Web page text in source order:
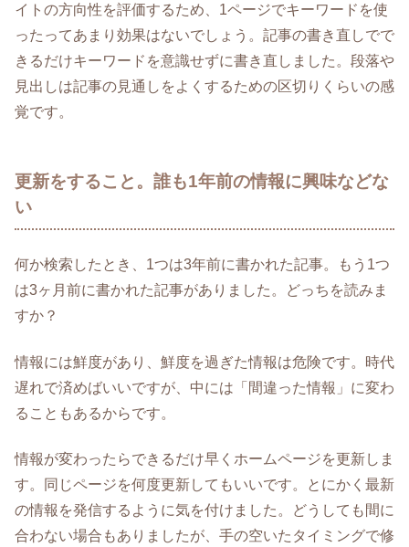
イトの方向性を評価するため、1ページでキーワードを使
ったってあまり効果はないでしょう。記事の書き直しでで
きるだけキーワードを意識せずに書き直しました。段落や
見出しは記事の見通しをよくするための区切りくらいの感
覚です。
更新をすること。誰も1年前の情報に興味などな
い
何か検索したとき、1つは3年前に書かれた記事。もう1つ
は3ヶ月前に書かれた記事がありました。どっちを読みま
すか？
情報には鮮度があり、鮮度を過ぎた情報は危険です。時代
遅れで済めばいいですが、中には「間違った情報」に変わ
ることもあるからです。
情報が変わったらできるだけ早くホームページを更新しま
す。同じページを何度更新してもいいです。とにかく最新
の情報を発信するように気を付けました。どうしても間に
合わない場合もありましたが、手の空いたタイミングで修